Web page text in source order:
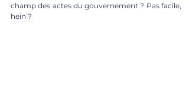
champ des actes du gouvernement ? Pas facile,
hein ?